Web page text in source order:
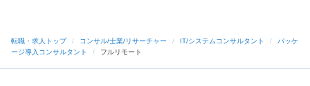
転職・求人トップ / コンサル/士業/リサーチャー / IT/システムコンサルタント /
パッケ
ージ導入コンサルタント
/ フルリモート